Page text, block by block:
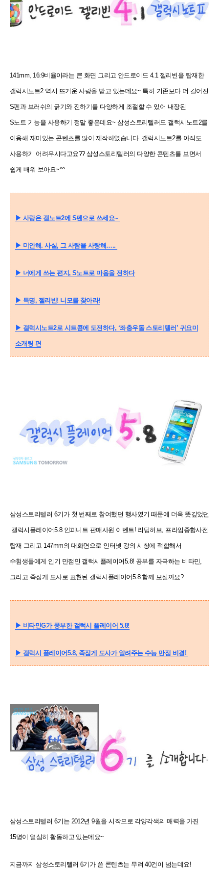
141mm, 16:9비율이라는 큰 화면 그리고 안드로이드 4.1 젤리빈을 탑재한
갤럭시노트2 역시 뜨거운 사랑을 받고 있는데요~ 특히 기존보다 더 길어진
S펜과 브러쉬의 굵기와 진하기를 다양하게 조절할 수 있어 내장된
S노트 기능을 사용하기 정말 좋은데요~ 삼성스토리텔러도 갤럭시노트2를
이용해 재미있는 콘텐츠를 많이 제작하였습니다. 갤럭시노트2를 아직도
사용하기 어려우시다고요?? 삼성스토리텔러의 다양한 콘텐츠를 보면서
쉽게 배워 보아요~^^
▶ 사랑은 갤노트2에 S펜으로 쓰세요~
▶ 미안해. 사실, 그 사람을 사랑해…..
▶ 너에게 쓰는 편지, S노트로 마음을 전하다
▶ 특명, 젤리빈! 니모를 찾아라!
▶ 갤럭시노트2로 시트콤에 도전하다, ‘좌충우돌 스토리텔러’ 귀요미
소개팅 편
삼성스토리텔러 6기가 첫 번째로 참여했던 행사였기 때문에 더욱 뜻깊었던
갤럭시플레이어5.8 인피니트 판매사원 이벤트! 리딩허브, 프라임종합사전
탑재 그리고 147mm의 대화면으로 인터넷 강의 시청에 적합해서
수험생들에게 인기 만점인 갤럭시플레이어5.8! 공부를 자극하는 비타민,
그리고 족집게 도사로 표현된 갤럭시플레이어5.8 함께 보실까요?
▶ 비타민G가 풍부한 갤럭시 플레이어 5.8!
▶ 갤럭시 플레이어5.8, 족집게 도사가 알려주는 수능 만점 비결!
삼성스토리텔러 6기는 2012년 9월을 시작으로 각양각색의 매력을 가진
15명이 열심히 활동하고 있는데요~
지금까지 삼성스토리텔러 6기가 쓴 콘텐츠는 무려 40건이 넘는데요!